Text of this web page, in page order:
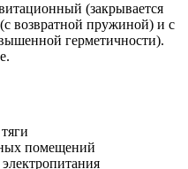
(закрывается
возвратной пружиной) и с
герметичности).
помещений